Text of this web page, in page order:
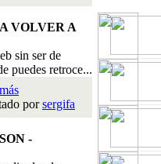
VOLVER A
sin ser de
puedes retroce...
porsergifa
-